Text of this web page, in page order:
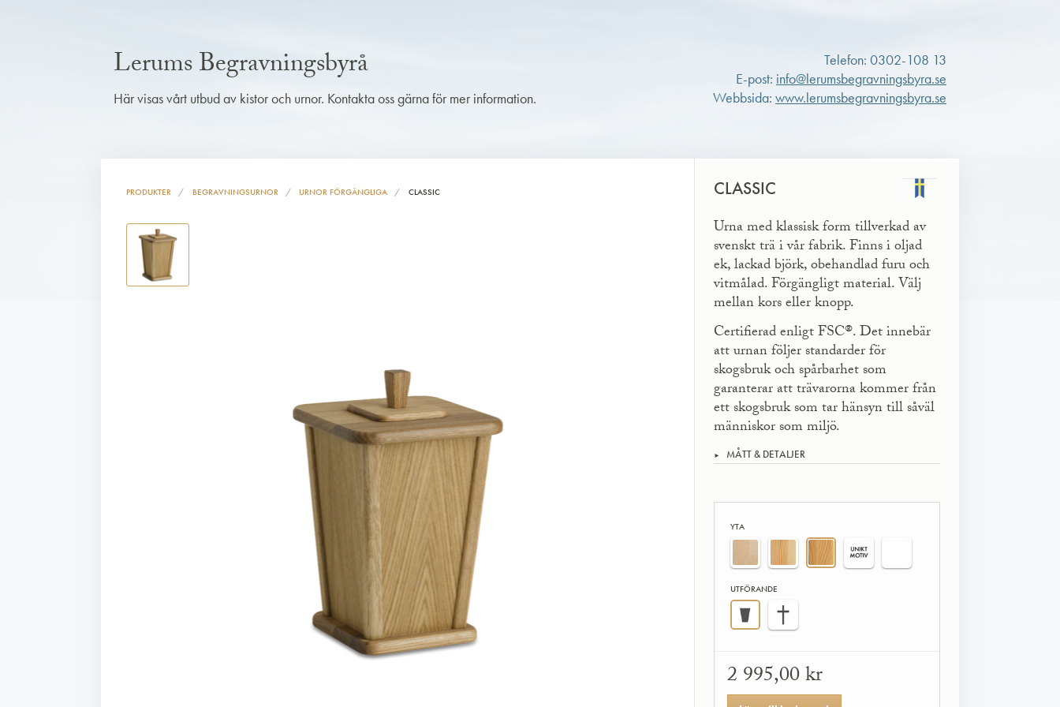
Lerums Begravningsbyrå
Här visas vårt utbud av kistor och urnor. Kontakta oss gärna för mer information.
Telefon: 0302-108 13
E-post: info@lerumsbegravningsbyra.se
Webbsida: www.lerumsbegravningsbyra.se
PRODUKTER BEGRAVNINGSURNOR URNOR FÖRGÄNGLIGA CLASSIC CLASSIC
Urna med klassisk form tillverkad av
svenskt trä i vår fabrik. Finns i oljad
ek, lackad björk, obehandlad furu och
vitmålad. Förgängligt material. Välj
mellan kors eller knopp.
Certifierad enligt FSC®. Det innebär
att urnan följer standarder för
skogsbruk och spår­barhet som
garanterar att trävarorna kommer från
ett skogsbruk som tar hänsyn till såväl
människor som miljö.
MÅTT & DETALJER
YTA
UTFÖRANDE
2 995,00 kr